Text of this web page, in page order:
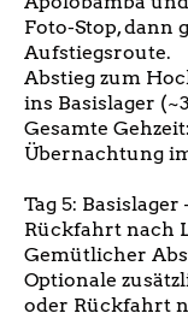
Foto-Stop, dann
Aufstiegsroute.
Abstieg zum
ins Basislager
Gesamte
Übernachtung
Tag 5:
Rückfahrt nach
Gemütlicher
Optionale
oder Rückfahrt